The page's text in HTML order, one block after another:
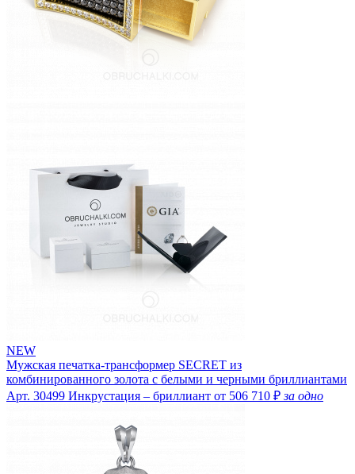
NEW
Мужская печатка-трансформер SECRET из
комбинированного золота с белыми и черными бриллиантами
Арт. 30499 Инкрустация – бриллиант от 506 710 ₽за одно